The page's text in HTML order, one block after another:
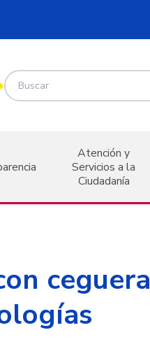
Atención y
Servicios a la
Ciudadanía
ceguera